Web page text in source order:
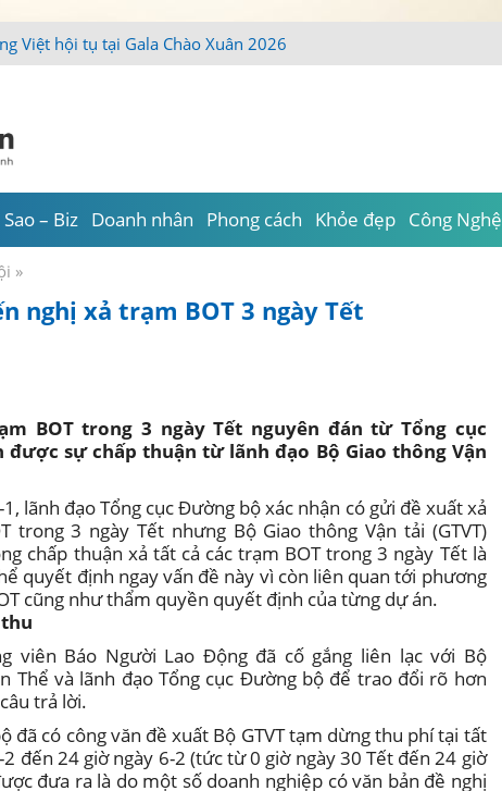
Việt hội tụ tại Gala Chào Xuân 2026
Sao – Biz Doanh nhân Phong cách Khỏe đẹp Công Nghệ
»
nghị xả trạm BOT 3 ngày Tết
BOT trong 3 ngày Tết nguyên đán từ Tổng cục
sự chấp thuận từ lãnh đạo Bộ Giao thông Vận
lãnh đạo Tổng cục Đường bộ xác nhận có gửi đề xuất xả
trong 3 ngày Tết nhưng Bộ Giao thông Vận tải (GTVT)
chấp thuận xả tất cả các trạm BOT trong 3 ngày Tết là
quyết định ngay vấn đề này vì còn liên quan tới phương
cũng như thẩm quyền quyết định của từng dự án.
viên Báo Người Lao Động đã cố gắng liên lạc với Bộ
Thể và lãnh đạo Tổng cục Đường bộ để trao đổi rõ hơn
trả lời.
đã có công văn đề xuất Bộ GTVT tạm dừng thu phí tại tất
đến 24 giờ ngày 6-2 (tức từ 0 giờ ngày 30 Tết đến 24 giờ
đưa ra là do một số doanh nghiệp có văn bản đề nghị